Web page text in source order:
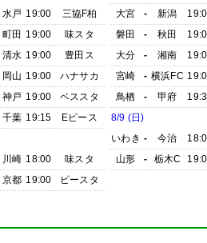
水戸 19:00
三協F柏
町田 19:00
味スタ
清水 19:00
豊田ス
岡山 19:00
ハナサカ
神戸 19:00
ベススタ
千葉 19:15
Eピース
川崎 18:00
味スタ
京都 19:00 ピースタ
大宮
- 新潟
磐田
- 秋田
大分
- 湘南
宮崎
- 横浜FC
鳥栖
- 甲府
8/9 (日)
いわき - 今治
山形
- 栃木C